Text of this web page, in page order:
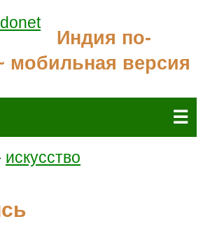
Индия по-
мобильная версия
☰
искусство